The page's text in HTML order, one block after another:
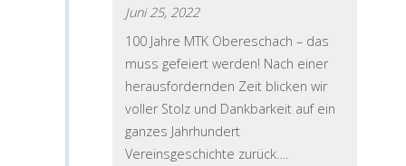
Juni 25, 2022
100 Jahre MTK Obereschach – das
muss gefeiert werden! Nach einer
herausfordernden Zeit blicken wir
voller Stolz und Dankbarkeit auf ein
ganzes Jahrhundert
Vereinsgeschichte zurück….